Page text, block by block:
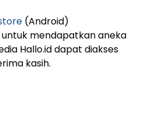
(Android)
mendapatkan aneka
Hallo.id dapat diakses
kasih.